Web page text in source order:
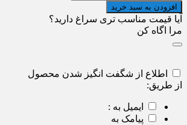
گازی
دوال
اینورتر
ال
BMP-
26K
quantity
افزودن به سبد خرید
آیا قیمت مناسب تری سراغ دارید؟
مرا اگاه کن
اطلاع از شگفت انگیز شدن محصول
از طریق:
ایمیل به :
پیامک به